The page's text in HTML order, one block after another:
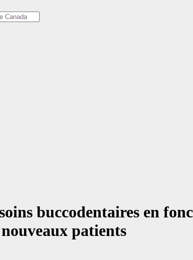
buccodentaires en
patients